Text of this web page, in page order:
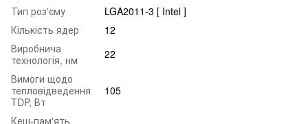
Тип роз'єму
LGA2011-3 [ Intel ]
Кількість ядер
12
Виробнича
технологія, нм
22
Вимоги щодо
тепловідведення
TDP, Вт
105
Кеш-пам'ять